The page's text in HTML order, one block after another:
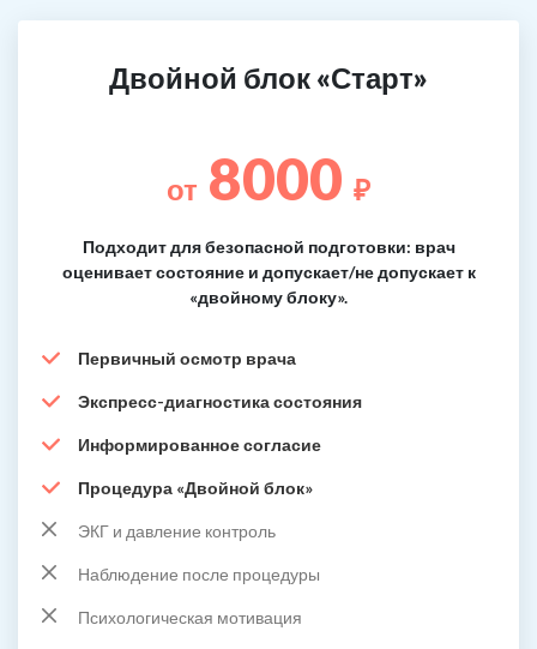
Двойной блок «Старт»
от 8000 ₽
Подходит для безопасной подготовки: врач
оценивает состояние и допускает/не допускает к
«двойному блоку».
Первичный осмотр врача
Экспресс-диагностика состояния
Информированное согласие
Процедура «Двойной блок»
ЭКГ и давление контроль
Наблюдение после процедуры
Психологическая мотивация